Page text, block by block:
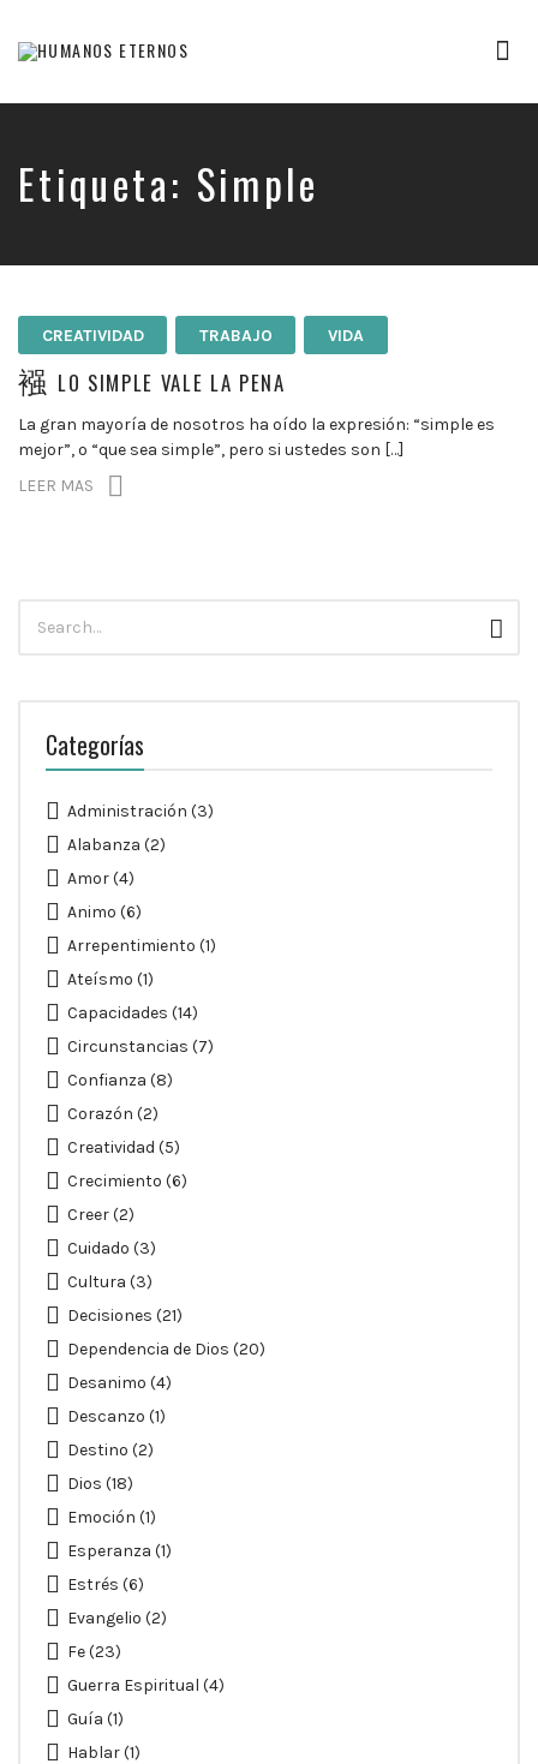
humanos,
nos
creó
Etiqueta: Simple
CREATIVIDAD TRABAJO VIDA
LO SIMPLE VALE LA PENA
La gran mayoría de nosotros ha oído la expresión: “simple es
mejor”, o “que sea simple”, pero si ustedes son […]
LEER MAS
para:
Categorías
Administración (3)
Alabanza (2)
Amor(4)
Animo (6)
Arrepentimiento (1)
Ateísmo (1)
Capacidades (14)
Circunstancias (7)
Confianza (8)
Corazón (2)
Creatividad (5)
Crecimiento (6)
Creer(2)
Cuidado (3)
Cultura (3)
Decisiones (21)
Dependencia de Dios (20)
Desanimo (4)
Descanzo (1)
Destino (2)
Dios (18)
Emoción (1)
Esperanza (1)
Estrés (6)
Evangelio (2)
Fe(23)
Guerra Espiritual (4)
Guía (1)
Hablar(1)